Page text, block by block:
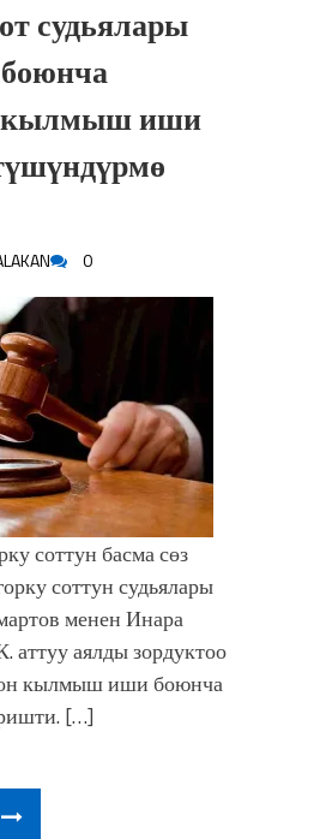
судьялары
кылмыш иши
0
соттун басма сөз
соттун судьялары
менен Инара
аттуу аялды зордуктоо
кылмыш иши боюнча
[…]